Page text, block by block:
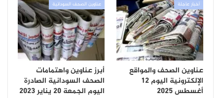
أخبار عاجلة
عناوين الصحف والمواقع
الإلكترونية اليوم 12
أغسطس 2025
عناوين الصحف السودانية
أبرز عناوين واهتمامات
الصحف السودانية الصادرة
اليوم الجمعة 20 يناير 2023